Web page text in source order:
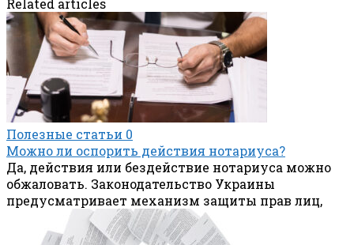
Related articles
Полезные статьи 0
Можно ли оспорить действия нотариуса?
Да, действия или бездействие нотариуса можно
обжаловать. Законодательство Украины
предусматривает механизм защиты прав лиц,